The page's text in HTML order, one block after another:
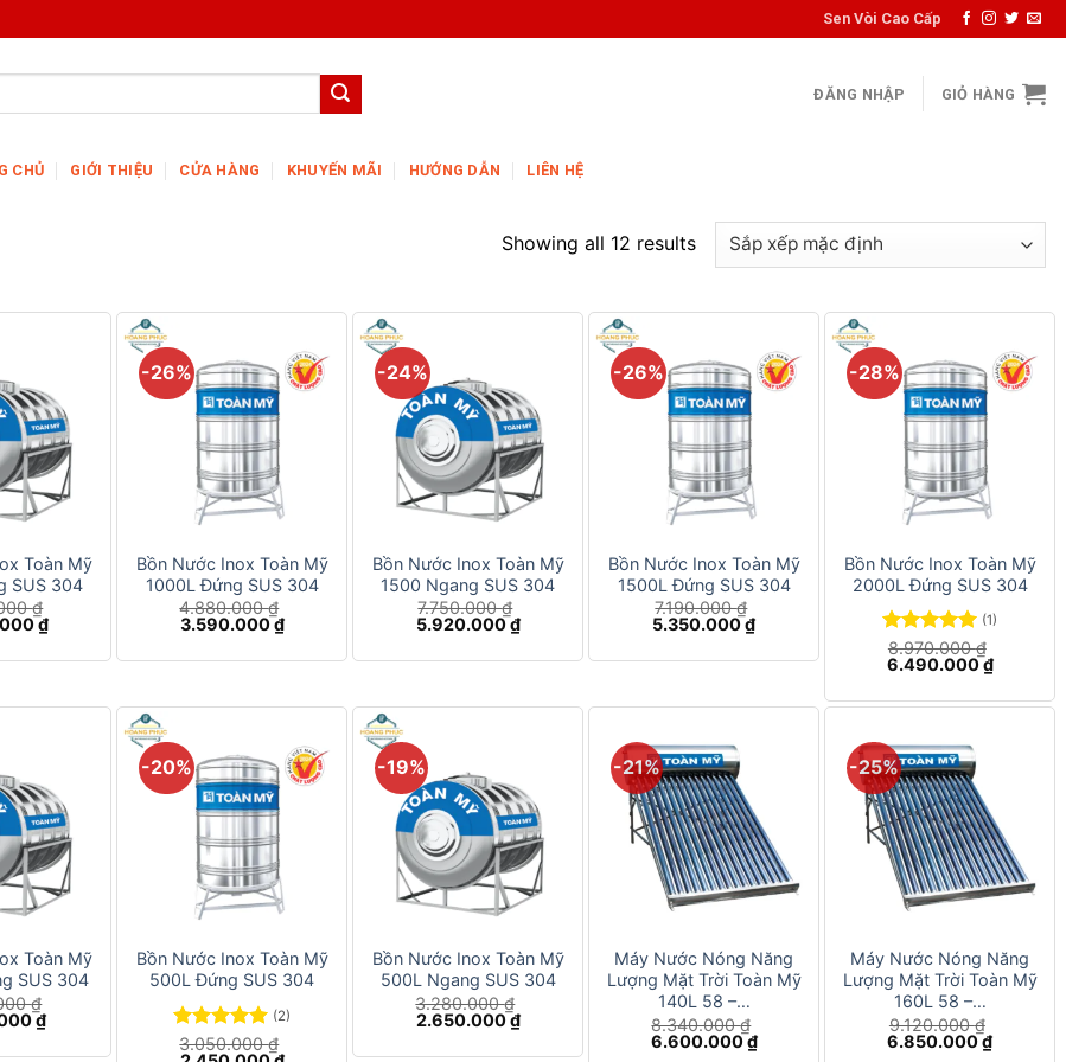
Sen Vòi Cao Cấp
ĐĂNG NHẬP GIỎ HÀNG
CHỦ GIỚI THIỆU CỬA HÀNG KHUYẾN MÃI HƯỚNG DẪN LIÊN HỆ
Showing all 12 results
Toàn Mỹ
SUS 304
₫
₫Giá
tại
-26%
Bồn Nước Inox Toàn Mỹ
1000L Đứng SUS 304
4.880.000₫
Giá
là:
3.590.000₫Giá
hiện
tại
-24%
Bồn Nước Inox Toàn Mỹ
1500 Ngang SUS 304
7.750.000₫
Giá
là:
5.920.000₫Giá
hiện
tại
-26%
Bồn Nước Inox Toàn Mỹ
1500L Đứng SUS 304
7.190.000₫
Giá
là:
5.350.000₫Giá
tại
-28%
Bồn Nước Inox Toàn Mỹ
2000L Đứng SUS 304
Được xếp
hạng5.00
(1)
8.970.000₫
Giá
là:
8.970.000 ₫.
6.490.000₫Giá
hiện
tại
là:
Toàn Mỹ
SUS 304
₫
₫Giá
tại
-20%
Bồn Nước Inox Toàn Mỹ
500L Đứng SUS 304
Được xếp
(2)
3.050.000₫
-19%
Bồn Nước Inox Toàn Mỹ
500L Ngang SUS 304
3.280.000₫
Giá
là:
2.650.000₫Giá
hiện
tại
-21%
Máy Nước Nóng Năng
Lượng Mặt Trời Toàn Mỹ
140L 58 –…
8.340.000₫
Giá
6.600.000₫Giá
hiện
-25%
Máy Nước Nóng Năng
Lượng Mặt Trời Toàn Mỹ
160L 58 –…
9.120.000₫
Giá
6.850.000₫Giá